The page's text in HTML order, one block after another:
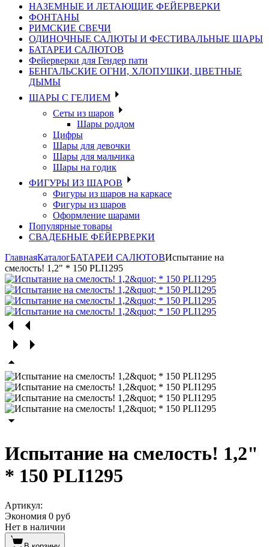
НАЗЕМНЫЕ И ЛЕТАЮЩИЕ ФЕЙЕРВЕРКИ
ФОНТАНЫ
РИМСКИЕ СВЕЧИ
ОДИНОЧНЫЕ САЛЮТЫ И ФЕСТИВАЛЬНЫЕ ШАРЫ
БАТАРЕИ САЛЮТОВ
Фейерверки для Гендер пати
БЕНГАЛЬСКИЕ ОГНИ, ХЛОПУШКИ, ЦВЕТНЫЕ
ДЫМЫ
ШАРЫ С ГЕЛИЕМ
Сеты из шаров
Шары роддом
Цифры
Шары для девочки
Шары для мальчика
Шары на годик
ФИГУРЫ ИЗ ШАРОВ
Фигуры из шаров на каркасе
Фигуры из шаров
Оформление шарами
Популярные товары
СВАДЕБНЫЕ ФЕЙЕРВЕРКИ
ГлавнаяКаталогБАТАРЕИ САЛЮТОВИспытание на
смелость! 1,2" * 150 PLI1295
Испытание на смелость! 1,2"
* 150 PLI1295
Артикул:
Экономия 0 руб
Нет в наличии